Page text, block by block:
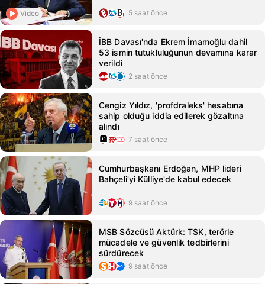
Video 5 saat önce
İBB Davası'nda Ekrem İmamoğlu dahil
53 ismin tutukluluğunun devamına karar
verildi
2 saat önce
Cengiz Yıldız, 'profdraleks' hesabına
sahip olduğu iddia edilerek gözaltına
alındı
7 saat önce
Cumhurbaşkanı Erdoğan, MHP lideri
Bahçeli'yi Külliye'de kabul edecek
9 saat önce
MSB Sözcüsü Aktürk: TSK, terörle
mücadele ve güvenlik tedbirlerini
sürdürecek
9 saat önce